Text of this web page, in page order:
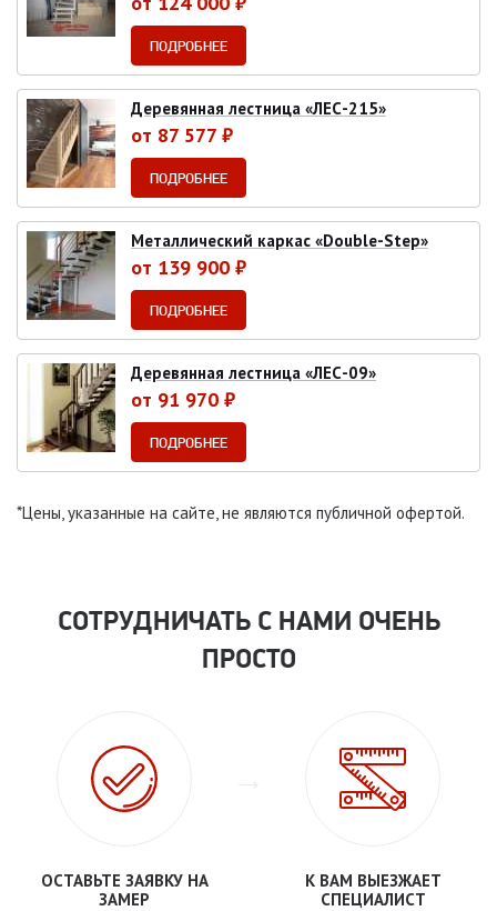
ПОДРОБНЕЕ
Деревянная лестница «ЛЕС-215»
от 87 577 ₽
ПОДРОБНЕЕ
Металлический каркас «Double-Step»
от 139 900 ₽
ПОДРОБНЕЕ
Деревянная лестница «ЛЕС-09»
от 91 970 ₽
ПОДРОБНЕЕ
*Цены, указанные на сайте, не являются публичной офертой.
СОТРУДНИЧАТЬ С НАМИ ОЧЕНЬ
ПРОСТО
ОСТАВЬТЕ ЗАЯВКУ НА
ЗАМЕР
К ВАМ ВЫЕЗЖАЕТ
СПЕЦИАЛИСТ